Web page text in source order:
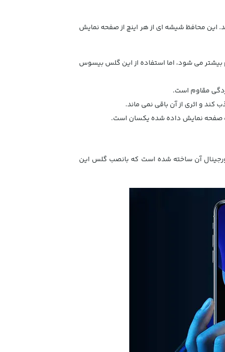
محافظ شیشه ای از هر اینچ از صفحه نمایش
بیشتر می شود، اما استفاده از این گلس بیسوس
و اثری از آن باقی نمی ماند.
صفحه نمایش داده شده یکسان است.
آن ساخته شده است که بانصب گلس این